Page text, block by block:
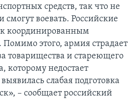
средств, так что не
смогут воевать. Российские
координированным
этого, армия страдает
товарищества и стареющего
которому недостает
слабая подготовка
– сообщает российский